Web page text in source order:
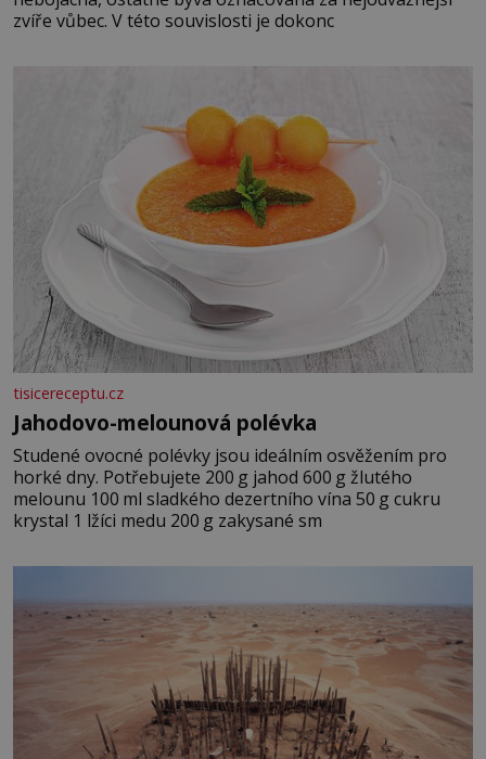
zvíře vůbec. V této souvislosti je dokonc
tisicereceptu.cz
Jahodovo-melounová polévka
Studené ovocné polévky jsou ideálním osvěžením pro
horké dny. Potřebujete 200 g jahod 600 g žlutého
melounu 100 ml sladkého dezertního vína 50 g cukru
krystal 1 lžíci medu 200 g zakysané sm